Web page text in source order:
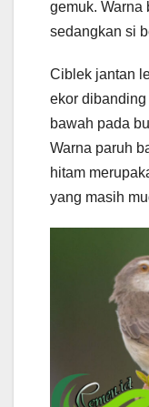
gemuk. Warna
sedangkan si
Ciblek jantan
ekor
bawah pada
Warna paruh
hitam
yang masih